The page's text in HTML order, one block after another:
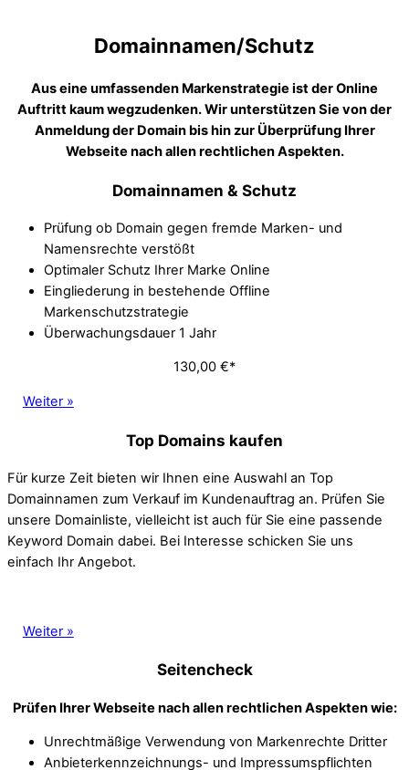
Domainnamen/Schutz
Aus eine umfassenden Markenstrategie ist der Online
Auftritt kaum wegzudenken. Wir unterstützen Sie von der
Anmeldung der Domain bis hin zur Überprüfung Ihrer
Webseite nach allen rechtlichen Aspekten.
Domainnamen & Schutz
Prüfung ob Domain gegen fremde Marken- und
Namensrechte verstößt
Optimaler Schutz Ihrer Marke Online
Eingliederung in bestehende Offline
Markenschutzstrategie
Überwachungsdauer 1 Jahr
130,00 €*
Weiter »
Top Domains kaufen
Für kurze Zeit bieten wir Ihnen eine Auswahl an Top
Domainnamen zum Verkauf im Kundenauftrag an. Prüfen Sie
unsere Domainliste, vielleicht ist auch für Sie eine passende
Keyword Domain dabei. Bei Interesse schicken Sie uns
einfach Ihr Angebot.
Weiter »
Seitencheck
Prüfen Ihrer Webseite nach allen rechtlichen Aspekten wie:
Unrechtmäßige Verwendung von Markenrechte Dritter
Anbieterkennzeichnungs- und Impressumspflichten